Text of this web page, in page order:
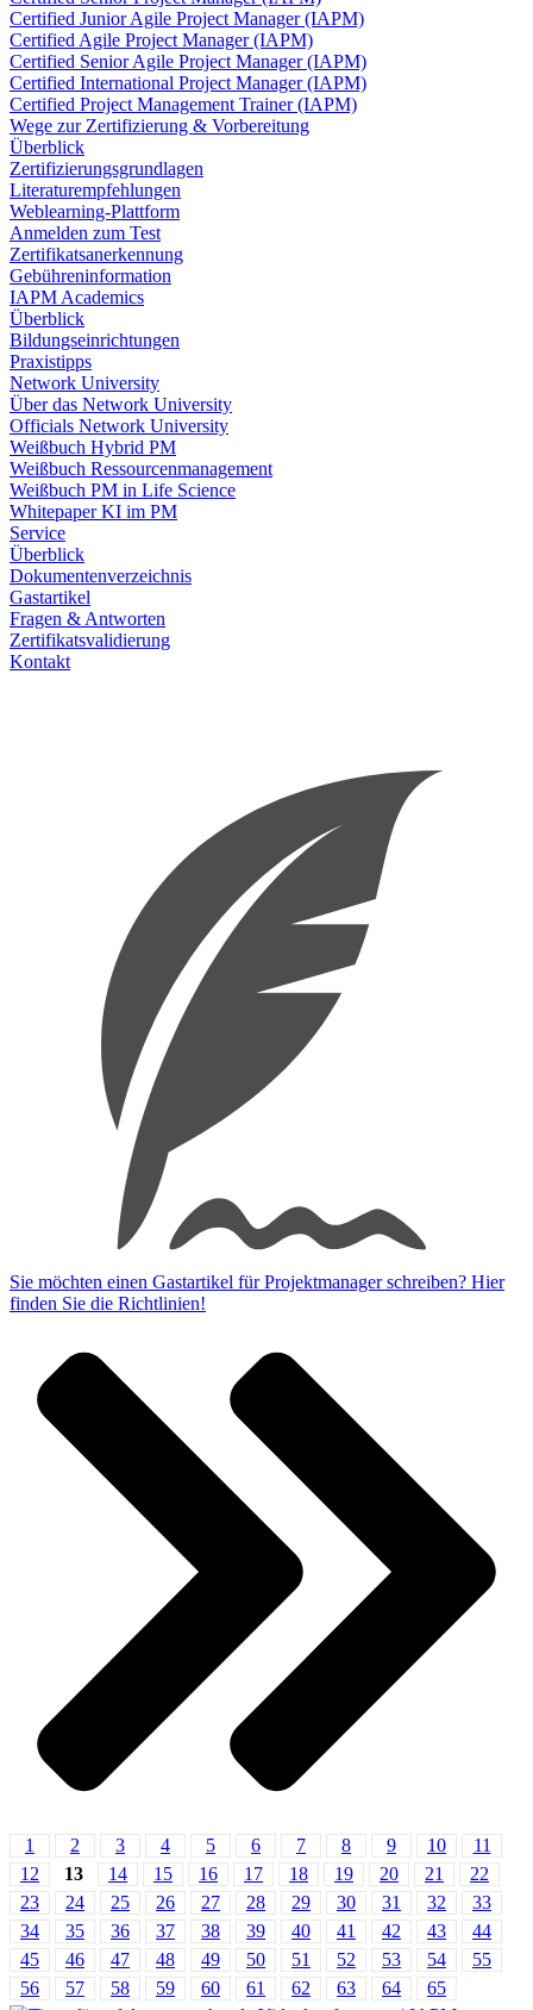
Certified Junior Agile Project Manager (IAPM)
Certified Agile Project Manager (IAPM)
Certified Senior Agile Project Manager (IAPM)
Certified International Project Manager (IAPM)
Certified Project Management Trainer (IAPM)
Wege zur Zertifizierung & Vorbereitung
Überblick
Zertifizierungsgrundlagen
Literaturempfehlungen
Weblearning-Plattform
Anmelden zum Test
Zertifikatsanerkennung
Gebühreninformation
IAPM Academics
Überblick
Bildungseinrichtungen
Praxistipps
Network University
Über das Network University
Officials Network University
Weißbuch Hybrid PM
Weißbuch Ressourcenmanagement
Weißbuch PM in Life Science
Whitepaper KI im PM
Service
Überblick
Dokumentenverzeichnis
Gastartikel
Fragen & Antworten
Zertifikatsvalidierung
Kontakt
Sie möchten einen Gastartikel für Projektmanager schreiben? Hier
finden Sie die Richtlinien!
1 2 3 4 5 6 7 8 9 10
11
12
13 14 15 16 17 18 19 20 21
22
23
24 25 26 27 28 29 30 31 32
33
34
35 36 37 38 39 40 41 42 43
44
45
46 47 48 49 50 51 52 53 54
55
56
57 58 59 60 61 62 63 64 65